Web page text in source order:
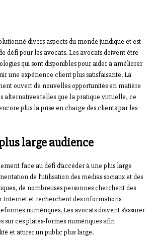
divers aspects du monde juridique et est
défi pour les avocats. Les avocats doivent être
qui sont disponibles pour aider à améliorer
une expérience client plus satisfaisante. La
ouvert de nouvelles opportunités en matière
alternatives telles que la pratique virtuelle, ce
plus la prise en charge des clients par les
large audience
face au défi d’accéder à une plus large
de l’utilisation des médias sociaux et des
de nombreuses personnes cherchent des
Internet et recherchent des informations
numériques. Les avocats doivent s’assurer
sur ces plates-formes numériques afin
et attirer un public plus large.